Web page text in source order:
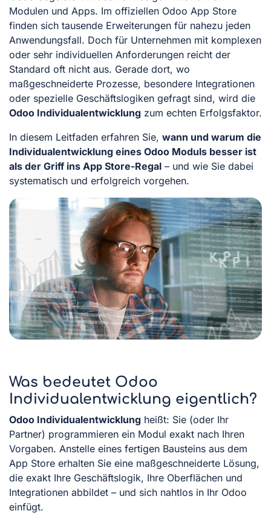
Modulen und Apps. Im offiziellen Odoo App Store
finden sich tausende Erweiterungen für nahezu jeden
Anwendungsfall. Doch für Unternehmen mit komplexen
oder sehr individuellen Anforderungen reicht der
Standard oft nicht aus. Gerade dort, wo
maßgeschneiderte Prozesse, besondere Integrationen
oder spezielle Geschäftslogiken gefragt sind, wird die
Odoo Individualentwicklung zum echten Erfolgsfaktor.
In diesem Leitfaden erfahren Sie, wann und warum die
Individualentwicklung eines Odoo Moduls besser ist
als der Griff ins App Store-Regal – und wie Sie dabei
systematisch und erfolgreich vorgehen.
Was bedeutet Odoo
Individualentwicklung eigentlich?
Odoo Individualentwicklung heißt: Sie (oder Ihr
Partner) programmieren ein Modul exakt nach Ihren
Vorgaben. Anstelle eines fertigen Bausteins aus dem
App Store erhalten Sie eine maßgeschneiderte Lösung,
die exakt Ihre Geschäftslogik, Ihre Oberflächen und
Integrationen abbildet – und sich nahtlos in Ihr Odoo
einfügt.